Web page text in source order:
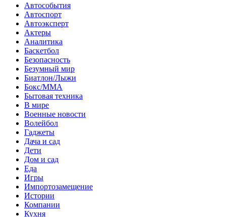
Автособытия
Автоспорт
Автоэксперт
Актеры
Аналитика
Баскетбол
Безопасность
Безумный мир
Биатлон/Лыжи
Бокс/MMA
Бытовая техника
В мире
Военные новости
Волейбол
Гаджеты
Дача и сад
Дети
Дом и сад
Еда
Игры
Импортозамещение
Истории
Компании
Кухня